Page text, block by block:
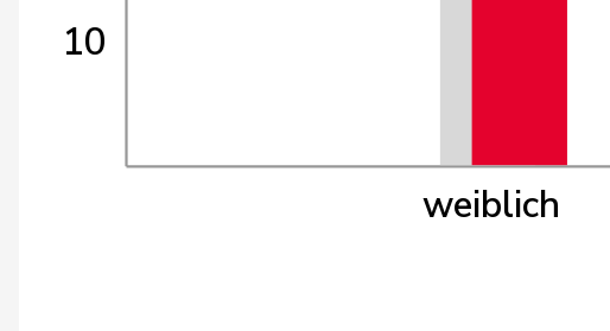
10
weiblich